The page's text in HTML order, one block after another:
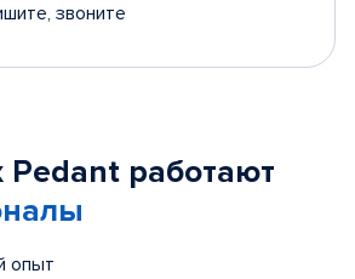
звоните
Pedant работают
опыт